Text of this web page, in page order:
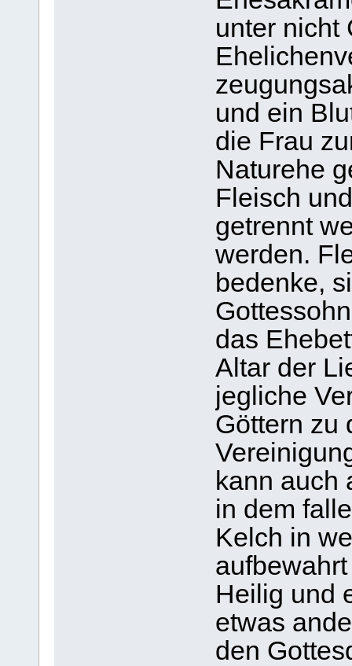
unter nicht
und ein
die Frau
Naturehe
Fleisch
getrennt
werden.
bedenke,
das
Altar der
jegliche
Göttern zu
kann auch
in dem
Kelch in
Heilig und
etwas
den